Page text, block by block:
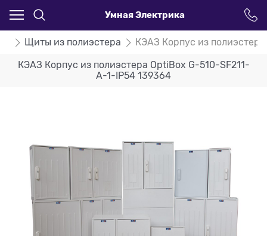
Умная Электрика
Щиты из полиэстера КЭАЗ Корпус из
КЭАЗ Корпус из полиэстера OptiBox G-510-SF211-
A-1-IP54 139364